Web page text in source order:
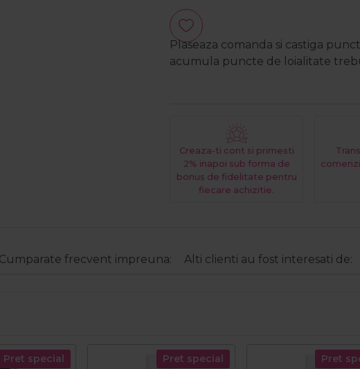
Plaseaza comanda si castiga
acumula puncte de loialitate
Creaza-ti cont si primesti
2% inapoi sub forma de
bonus de fidelitate pentru
fiecare achizitie.
Cumparate frecvent impreuna: Alti clienti au fost interesati de:
Pret special Pret special Pret